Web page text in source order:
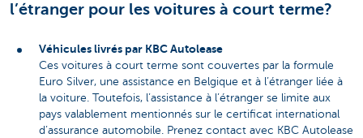
l’étranger pour les voitures à court terme?
Véhicules livrés par KBC Autolease
Ces voitures à court terme sont couvertes par la formule
Euro Silver, une assistance en Belgique et à l’étranger liée à
la voiture. Toutefois, l’assistance à l’étranger se limite aux
pays valablement mentionnés sur le certificat international
d’assurance automobile. Prenez contact avec KBC Autolease